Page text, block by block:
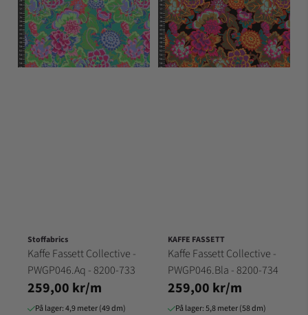
Stoffabrics
Kaffe Fassett Collective -
PWGP046.Aq - 8200-733
259,00 kr/m
På lager: 4,9 meter (49 dm)
KAFFE FASSETT
Kaffe Fassett Collective -
PWGP046.Bla - 8200-734
259,00 kr/m
På lager: 5,8 meter (58 dm)